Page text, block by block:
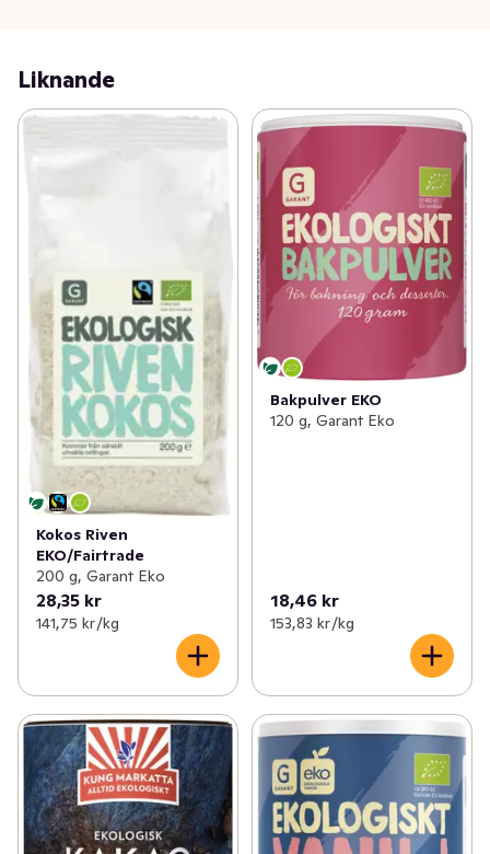
Liknande
Kokos Riven
EKO/Fairtrade
200 g, Garant Eko
28,35 kr
141,75 kr /kg
Bakpulver EKO
120 g, Garant Eko
18,46 kr
153,83 kr /kg